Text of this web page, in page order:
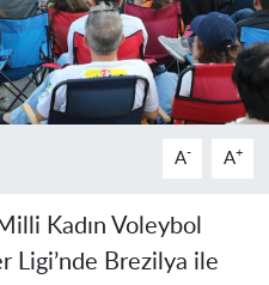
A- A+
Kadın Voleybol
Ligi’nde Brezilya ile